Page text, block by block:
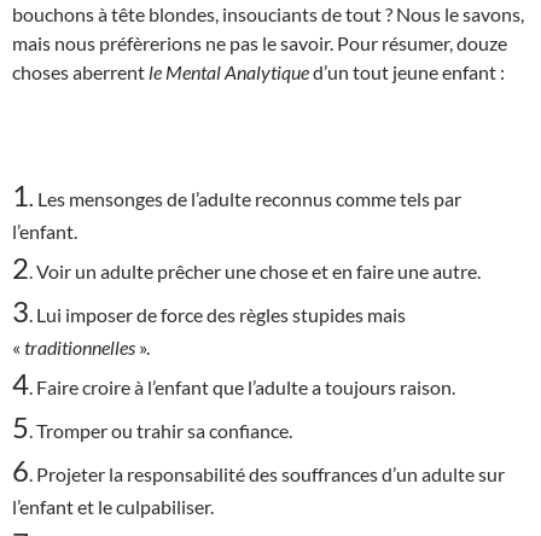
bouchons à tête blondes, insouciants de tout ? Nous le savons,
mais nous préfèrerions ne pas le savoir. Pour résumer, douze
choses aberrent le Mental Analytiqued’un tout jeune enfant :
1
Les mensonges de l’adulte reconnus comme tels par
l’enfant.
2 . Voir un adulte prêcher une chose et en faire une autre.
3 . Lui imposer de force des règles stupides mais
« traditionnelles ».
4 . Faire croire à l’enfant que l’adulte a toujours raison.
5 . Tromper ou trahir sa confiance.
6 . Projeter la responsabilité des souffrances d’un adulte sur
l’enfant et le culpabiliser.